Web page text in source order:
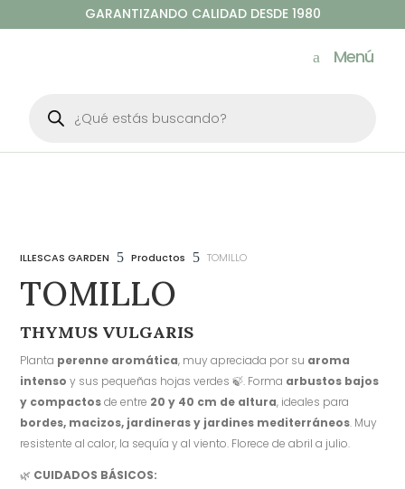
GARANTIZANDO CALIDAD DESDE 1980
Menú
productos
ILLESCAS GARDEN 5 Productos 5 TOMILLO
TOMILLO
THYMUS VULGARIS
Planta perenne aromática, muy apreciada por su aroma
intenso y sus pequeñas hojas verdes 🍃. Forma arbustos bajos
y compactosde entre 20 y 40 cm de altura, ideales para
bordes, macizos, jardineras y jardines mediterráneos. Muy
resistente al calor, la sequía y al viento. Florece de abril a julio.
🌿 CUIDADOS BÁSICOS: